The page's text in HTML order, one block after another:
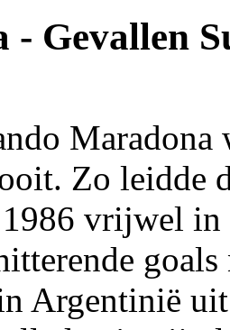
- Gevallen
Maradona
Zo leidde
vrijwel in
Argentinië